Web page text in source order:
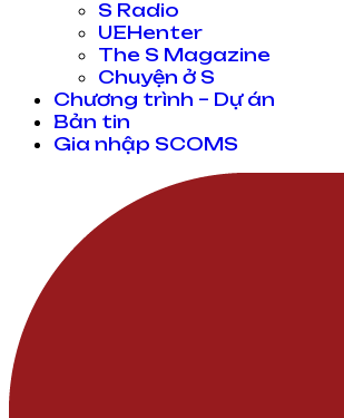
S Radio
UEHenter
The S Magazine
Chuyện ở S
Chương trình – Dự án
Bản tin
Gia nhập SCOMS